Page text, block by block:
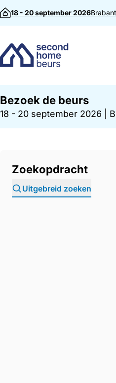
Direct naar inhoud
18 - 20 september 2026
Bezoek de beurs
18 - 20 september 2026
Zoekopdracht
Uitgebreid zoeken